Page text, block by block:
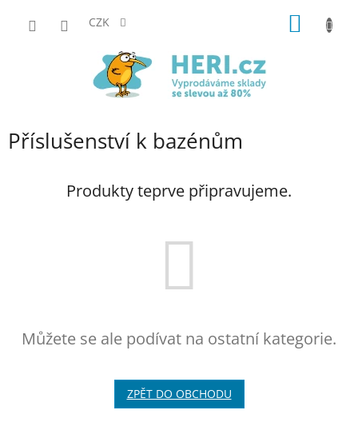
CZK
Příslušenství k bazénům
Produkty teprve připravujeme.
Můžete se ale podívat na ostatní kategorie.
ZPĚT DO OBCHODU